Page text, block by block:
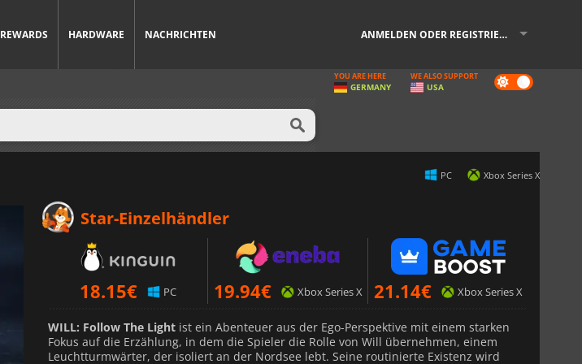
REWARDS HARDWARE NACHRICHTEN ANMELDEN ODER REGISTRIEREN
Dark
mode
YOU ARE HERE
GERMANY
WE ALSO SUPPORT
USA
PC Xbox Series X
Star-Einzelhändler
18.15€ PC 19.94€ Xbox Series X 21.14€ Xbox Series X
WILL: Follow The Light ist ein Abenteuer aus der Ego-Perspektive mit einem starken
Fokus auf die Erzählung, in dem die Spieler die Rolle von Will übernehmen, einem
Leuchtturmwärter, der isoliert an der Nordsee lebt. Seine routinierte Existenz wird